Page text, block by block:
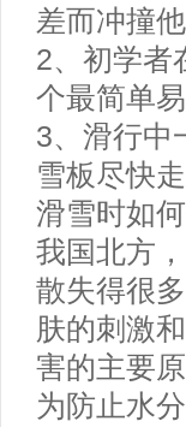
差而冲撞他
2、初学者
个最简单
3、滑行中
雪板尽快
滑雪时如
我国北方
散失得很
肤的刺激
害的主要原
为防止水